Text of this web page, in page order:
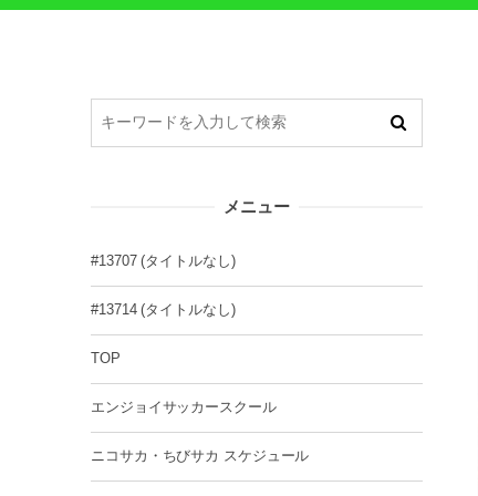
メニュー
#13707 (タイトルなし)
#13714 (タイトルなし)
TOP
エンジョイサッカースクール
ニコサカ・ちびサカ スケジュール